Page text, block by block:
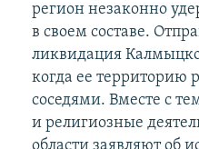
регион незаконно
в своем составе.
ликвидация
когда ее территорию
соседями. Вместе с
и религиозные